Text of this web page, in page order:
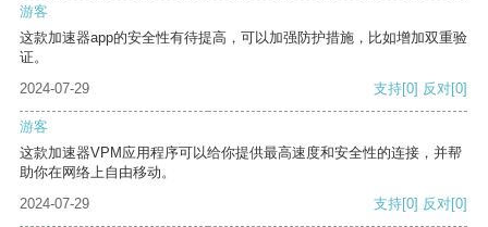
游客
这款加速器app的安全性有待提高，可以加强防护措施，比如增加双重验
证。
2024-07-29
支持[0] 反对[0]
游客
这款加速器VPM应用程序可以给你提供最高速度和安全性的连接，并帮
助你在网络上自由移动。
2024-07-29
支持[0] 反对[0]